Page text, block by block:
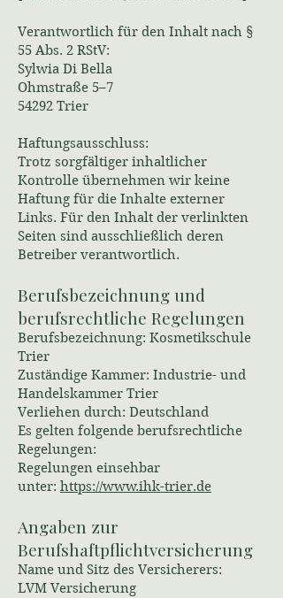
Verantwortlich für den Inhalt nach §
55 Abs. 2 RStV:
Sylwia Di Bella
Ohmstraße 5–7
54292 Trier
Haftungsausschluss:
Trotz sorgfältiger inhaltlicher
Kontrolle übernehmen wir keine
Haftung für die Inhalte externer
Links. Für den Inhalt der verlinkten
Seiten sind ausschließlich deren
Betreiber verantwortlich.
Berufsbezeichnung und
berufsrechtliche Regelungen
Berufsbezeichnung: Kosmetikschule
Trier
Zuständige Kammer: Industrie- und
Handelskammer Trier
Verliehen durch: Deutschland
Es gelten folgende berufsrechtliche
Regelungen:
Regelungen einsehbar
unter: https://www.ihk-trier.de
Angaben zur
Berufshaftpflichtversicherung
Name und Sitz des Versicherers:
LVM Versicherung